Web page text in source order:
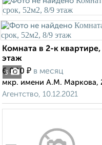
3
Комната в 2-к
этаж
6 000 ₽ в месяц
мкр. имени А.М. Маркова,
Агентство, 10.12.2021